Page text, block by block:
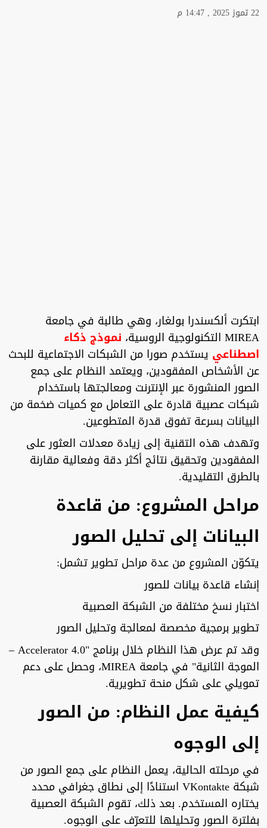
22 تموز 2025 , 14:47 م
ابتكرت ألكسندرا بولغار، وهي طالبة في جامعة
MIREA التكنولوجية الروسية،
نموذج ذكاء
اصطناعي يستخدم صورا من الشبكات الاجتماعية للبحث
عن الأشخاص المفقودين، ويعتمد النظام على جمع
الصور المنشورة عبر الإنترنت ومعالجتها باستخدام
شبكات عصبية قادرة على التعامل مع كميات ضخمة من
البيانات بسرعة تفوق قدرة المتطوعين.
وتهدف هذه التقنية إلى زيادة معدلات العثور على
المفقودين وتحقيق نتائج أكثر دقة وفعالية مقارنة
بالطرق التقليدية.
مراحل المشروع: من قاعدة
البيانات إلى تحليل الصور
يتكوّن المشروع من عدة مراحل تطوير تشمل:
إنشاء قاعدة بيانات للصور
اختبار نسخ مختلفة من الشبكة العصبية
تطوير برمجية مخصصة لمعالجة وتحليل الصور
وقد تم عرض هذا النظام خلال برنامج "Accelerator 4.0 –
الموجة الثانية" في جامعة MIREA، وحصل على دعم
تمويلي على شكل منحة تطويرية.
كيفية عمل النظام: من الصور
إلى الوجوه
في مرحلته الحالية، يعمل النظام على جمع الصور من
شبكة VKontakte استنادًا إلى نطاق جغرافي محدد
يختاره المستخدم. بعد ذلك، تقوم الشبكة العصبية
بفلترة الصور وتحليلها للتعرّف على الوجوه.